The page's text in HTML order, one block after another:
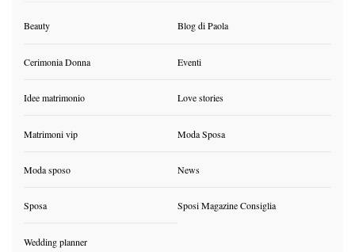
Beauty Blog di Paola
Cerimonia Donna Eventi
Idee matrimonio Love stories
Matrimoni vip Moda Sposa
Moda sposo News
Sposa Sposi Magazine Consiglia
Wedding planner